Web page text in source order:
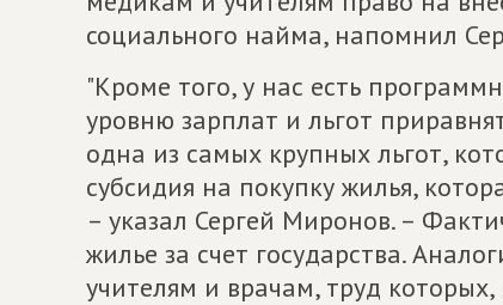
социального найма, напомнил
"Кроме того, у нас есть
уровню зарплат и льгот
одна из самых крупных льгот,
субсидия на покупку жилья,
– указал Сергей Миронов. –
жилье за счет государства.
учителям и врачам, труд